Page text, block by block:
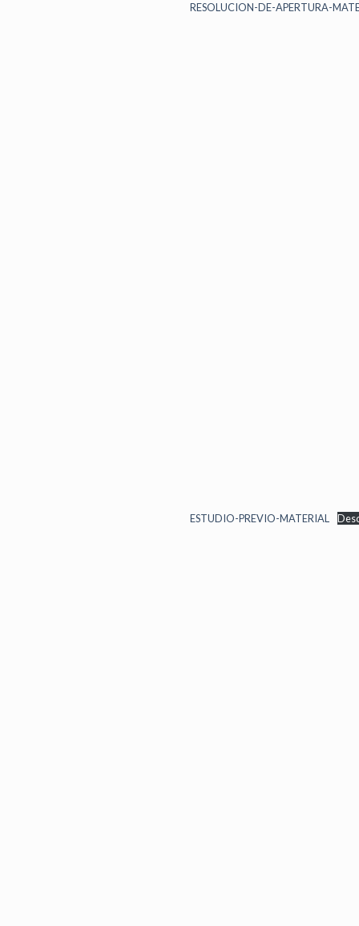
RESOLUCION-DE-APERTURA-
ESTUDIO-PREVIO-MATERIAL